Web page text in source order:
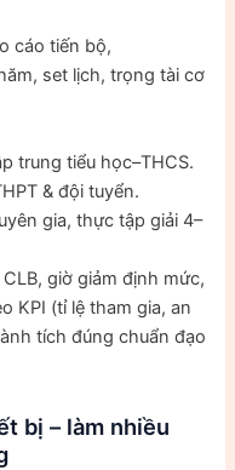
cáo tiến bộ,
set lịch, trọng tài cơ
trung tiểu học–THCS.
& đội tuyển.
gia, thực tập giải 4–
giờ giảm định mức,
KPI (tỉ lệ tham gia, an
tích đúng chuẩn đạo
bị – làm nhiều